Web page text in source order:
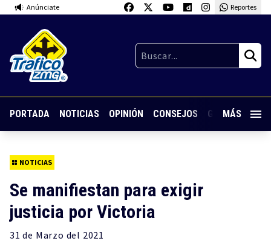
Anúnciate Reportes
PORTADA NOTICIAS OPINIÓN CONSEJOS GUARDIA
MÁS
NOTICIAS
Se manifiestan para exigir
justicia por Victoria
31 de Marzo del 2021